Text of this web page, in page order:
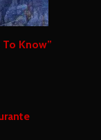
Know”